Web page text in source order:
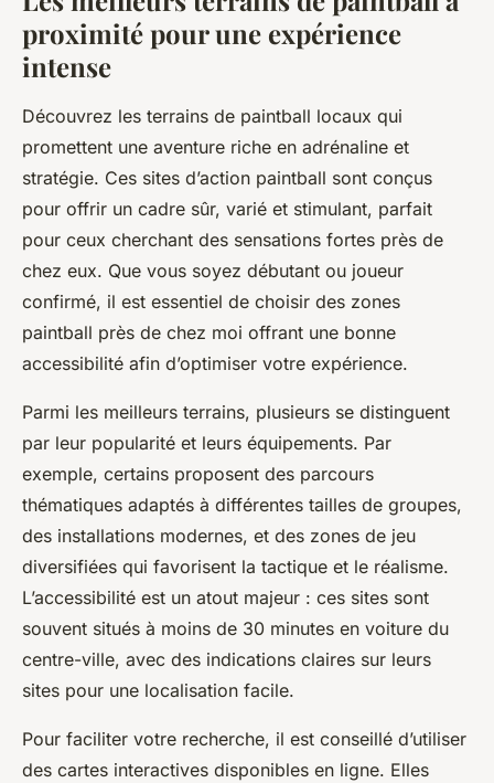
proximité pour une expérience
intense
Découvrez les terrains de paintball locaux qui
promettent une aventure riche en adrénaline et
stratégie. Ces sites d’action paintball sont conçus
pour offrir un cadre sûr, varié et stimulant, parfait
pour ceux cherchant des sensations fortes près de
chez eux. Que vous soyez débutant ou joueur
confirmé, il est essentiel de choisir des zones
paintball près de chez moi offrant une bonne
accessibilité afin d’optimiser votre expérience.
Parmi les meilleurs terrains, plusieurs se distinguent
par leur popularité et leurs équipements. Par
exemple, certains proposent des parcours
thématiques adaptés à différentes tailles de groupes,
des installations modernes, et des zones de jeu
diversifiées qui favorisent la tactique et le réalisme.
L’accessibilité est un atout majeur : ces sites sont
souvent situés à moins de 30 minutes en voiture du
centre-ville, avec des indications claires sur leurs
sites pour une localisation facile.
Pour faciliter votre recherche, il est conseillé d’utiliser
des cartes interactives disponibles en ligne. Elles